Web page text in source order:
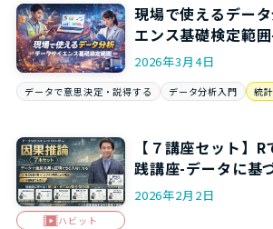
現場で使えるデー
エンス基礎検定範
2026年3月4日
データで意思決定・説得する データ分析入門 統
ハビット
【７講座セット】
践講座-データに基
2026年2月2日